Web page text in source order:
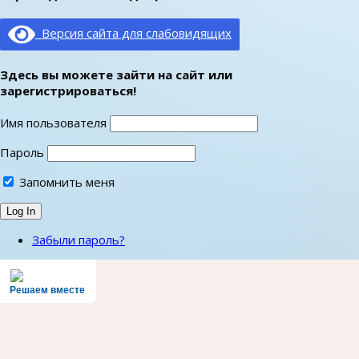
Версия сайта для слабовидящих
Здесь вы можете зайти на сайт или
зарегистрироваться!
Имя пользователя
Пароль
Запомнить меня
Забыли пароль?
Решаем вместе